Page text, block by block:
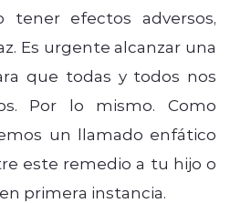
tener efectos adversos,
Es urgente alcanzar una
que todas y todos nos
Por lo mismo. Como
un llamado enfático
este remedio a tu hijo o
primera instancia.